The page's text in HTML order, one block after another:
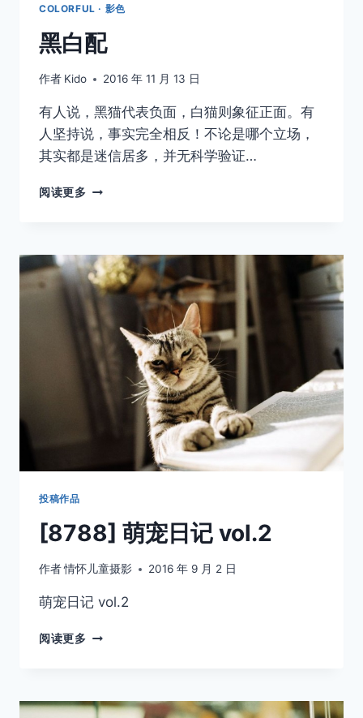
COLORFUL · 影色
黑白配
作者 Kido 2016 年 11 月 13 日
有人说，黑猫代表负面，白猫则象征正面。有
人坚持说，事实完全相反！不论是哪个立场，
其实都是迷信居多，并无科学验证…
阅读更多
投稿作品
[8788] 萌宠日记 vol.2
作者情怀儿童摄影 2016 年 9 月 2 日
萌宠日记 vol.2
阅读更多 [8788]
记